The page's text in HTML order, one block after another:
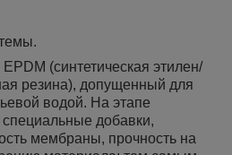
(синтетическая этилен/
резина), допущенный для
водой. На этапе
добавки,
мембраны, прочность на